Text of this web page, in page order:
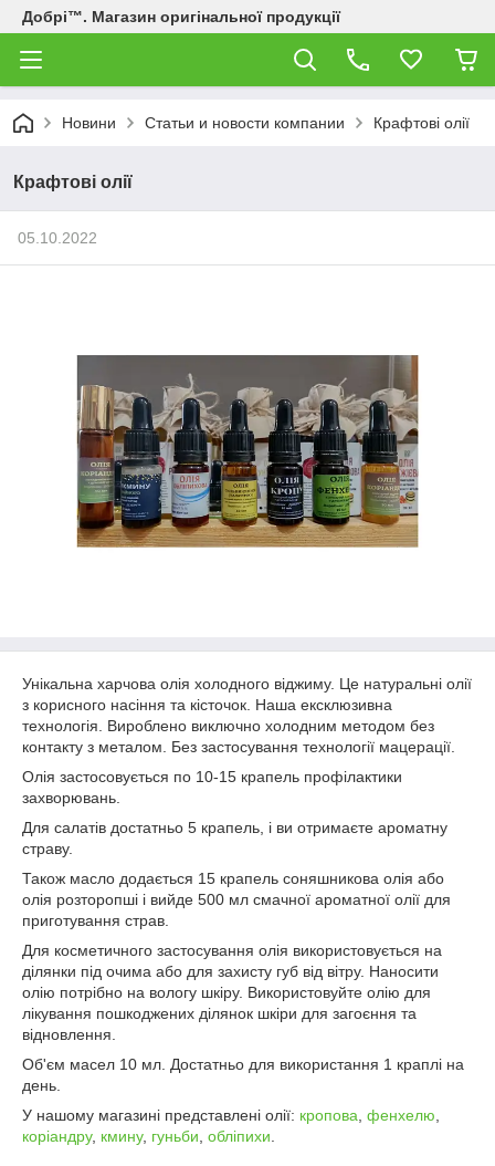
Добрі™. Магазин оригінальної продукції
Новини Статьи и новости компании Крафтові олії
Крафтові олії
05.10.2022
Унікальна харчова олія холодного віджиму. Це натуральні олії
з корисного насіння та кісточок. Наша ексклюзивна
технологія. Вироблено виключно холодним методом без
контакту з металом. Без застосування технології мацерації.
Олія застосовується по 10-15 крапель профілактики
захворювань.
Для салатів достатньо 5 крапель, і ви отримаєте ароматну
страву.
Також масло додається 15 крапель соняшникова олія або
олія розторопші і вийде 500 мл смачної ароматної олії для
приготування страв.
Для косметичного застосування олія використовується на
ділянки під очима або для захисту губ від вітру. Наносити
олію потрібно на вологу шкіру. Використовуйте олію для
лікування пошкоджених ділянок шкіри для загоєння та
відновлення.
Об'єм масел 10 мл. Достатньо для використання 1 краплі на
день.
У нашому магазині представлені олії: кропова фенхелю
коріандру, кмину, гуньби обліпихи